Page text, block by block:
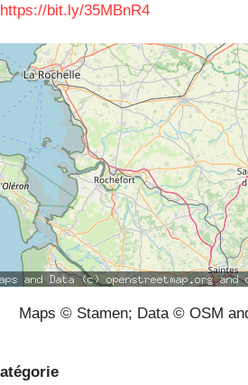
https://bit.ly/35MBnR4
Maps © Stamen; Data © OSM